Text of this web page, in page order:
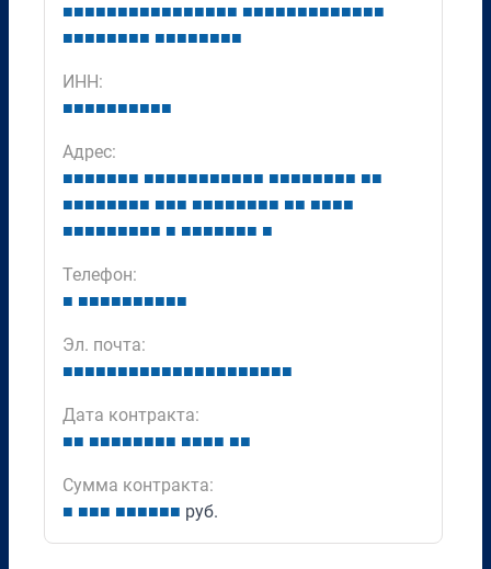
■■■■■■■■■■■■■■■■ ■■■■■■■■■■■■■
■■■■■■■■ ■■■■■■■■
ИНН:
■■■■■■■■■■
Адрес:
■■■■■■■ ■■■■■■■■■■■ ■■■■■■■■ ■■
■■■■■■■■ ■■■ ■■■■■■■■ ■■ ■■■■
■■■■■■■■■ ■ ■■■■■■■ ■
Телефон:
■ ■■■■■■■■■■
Эл. почта:
■■■■■■■■■■■■■■■■■■■■■
Дата контракта:
■■ ■■■■■■■■ ■■■■ ■■
Сумма контракта:
■ ■■■ ■■■■■■ руб.